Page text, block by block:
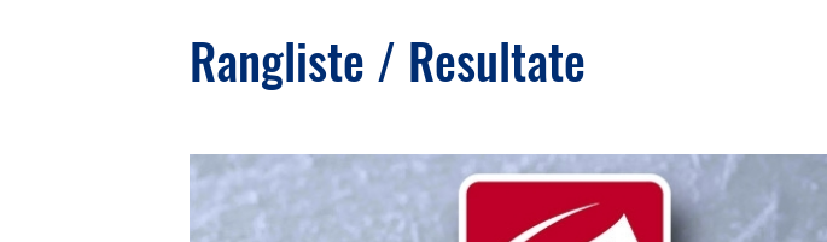
Rangliste / Resultate